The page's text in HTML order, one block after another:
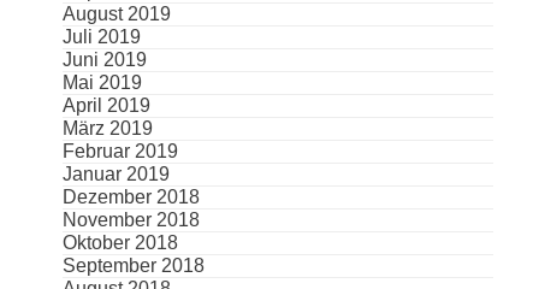
August 2019
Juli 2019
Juni 2019
Mai 2019
April 2019
März 2019
Februar 2019
Januar 2019
Dezember 2018
November 2018
Oktober 2018
September 2018